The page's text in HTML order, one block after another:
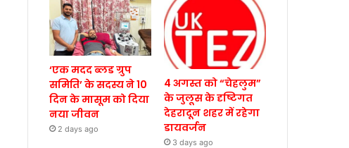
‘एक मदद ब्लड ग्रुप
समिति’ के सदस्य ने 10
दिन के मासूम को दिया
नया जीवन
2 days ago
4 अगस्त को “चेहलुम”
के जुलूस के दृष्टिगत
देहरादून शहर में रहेगा
डायवर्जन
3 days ago